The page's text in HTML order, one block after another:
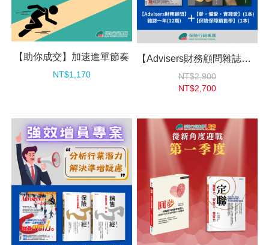
【助你成交】加速進單節奏
NT$1,170
【Advisers財務顧問雜誌專案】保障型銷售必備
NT$2,900
NT$2,700